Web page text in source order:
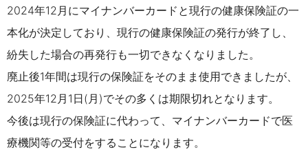
2024年12月にマイナンバーカードと現行の健康保険証の一
本化が決定しており、 現行の健康保険証の発行が終了し、
紛失した場合の再発行も一切できなくなりました。
廃止後1年間は現行の保険証をそのまま使用できましたが、
2025年12月1日(月)でその多くは期限切れとなります。
今後は現行の保険証に代わって、マイナンバーカードで医
療機関等の受付をすることになります。